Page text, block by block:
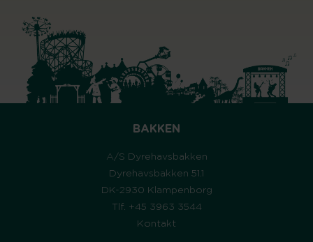
BAKKEN
A/S Dyrehavsbakken
Dyrehavsbakken 51.1
DK-2930 Klampenborg
Tlf. +45 3963 3544
Kontakt